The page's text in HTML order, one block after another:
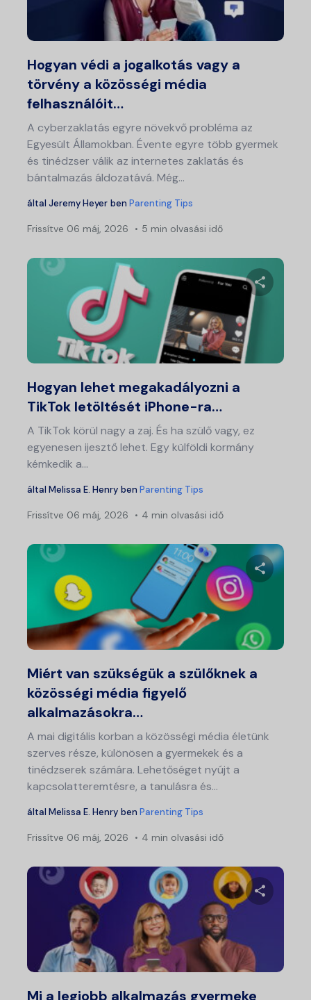
Hogyan védi a jogalkotás vagy a
törvény a közösségi média
felhasználóit…
A cyberzaklatás egyre növekvő probléma az
Egyesült Államokban. Évente egyre több gyermek
és tinédzser válik az internetes zaklatás és
bántalmazás áldozatává. Még…
által Jeremy Heyer ben Parenting Tips
Frissítve 06 máj, 2026 5 min olvasási idő
Ossza
Hogyan lehet megakadályozni a
TikTok letöltését iPhone-ra…
A TikTok körül nagy a zaj. És ha szülő vagy, ez
egyenesen ijesztő lehet. Egy külföldi kormány
kémkedik a...
által Melissa E. Henry ben Parenting Tips
Frissítve 06 máj, 2026 4 min olvasási idő
Ossza
Miért van szükségük a szülőknek a
közösségi média figyelő
alkalmazásokra…
A mai digitális korban a közösségi média életünk
szerves része, különösen a gyermekek és a
tinédzserek számára. Lehetőséget nyújt a
kapcsolatteremtésre, a tanulásra és...
által Melissa E. Henry ben Parenting Tips
Frissítve 06 máj, 2026 4 min olvasási idő
Mi a legjobb alkalmazás gyermeke